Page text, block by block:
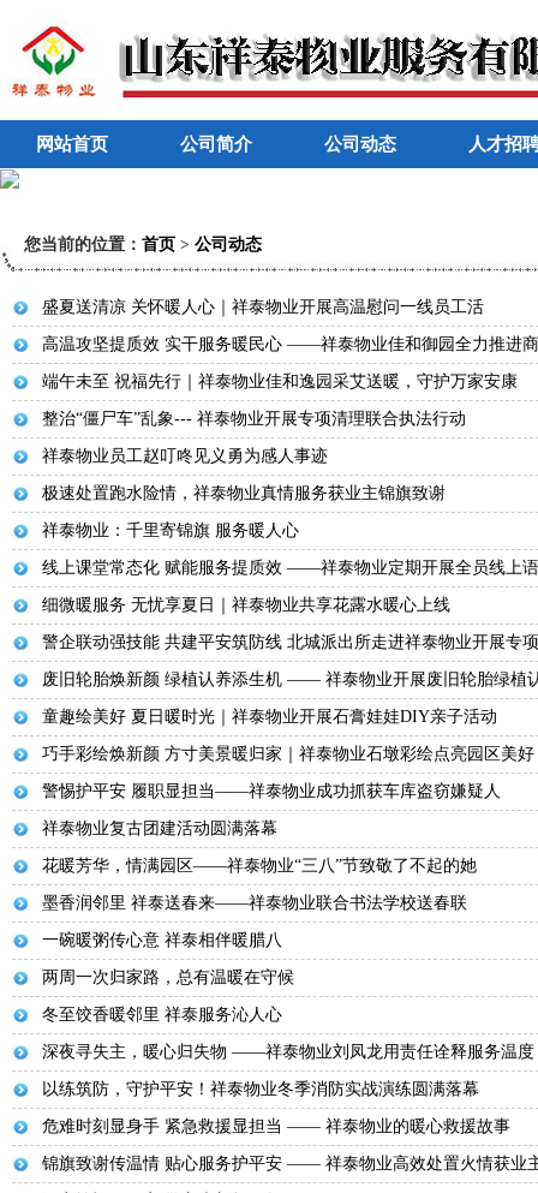
网站首页 公司简介 公司动态 人才招
您当前的位置： 首页 > 公司动态
盛夏送清凉 关怀暖人心｜祥泰物业开展高温慰问一线员工活
高温攻坚提质效 实干服务暖民心 ——祥泰物业佳和御园全力推进
端午未至 祝福先行｜祥泰物业佳和逸园采艾送暖，守护万家安康
整治“僵尸车”乱象--- 祥泰物业开展专项清理联合执法行动
祥泰物业员工赵叮咚见义勇为感人事迹
极速处置跑水险情，祥泰物业真情服务获业主锦旗致谢
祥泰物业：千里寄锦旗 服务暖人心
线上课堂常态化 赋能服务提质效 ——祥泰物业定期开展全员线上
细微暖服务 无忧享夏日｜祥泰物业共享花露水暖心上线
警企联动强技能 共建平安筑防线 北城派出所走进祥泰物业开展专
废旧轮胎焕新颜 绿植认养添生机 —— 祥泰物业开展废旧轮胎绿植
童趣绘美好 夏日暖时光｜祥泰物业开展石膏娃娃DIY亲子活动
巧手彩绘焕新颜 方寸美景暖归家｜祥泰物业石墩彩绘点亮园区美好
警惕护平安 履职显担当——祥泰物业成功抓获车库盗窃嫌疑人
祥泰物业复古团建活动圆满落幕
花暖芳华，情满园区——祥泰物业“三八”节致敬了不起的她
墨香润邻里 祥泰送春来——祥泰物业联合书法学校送春联
一碗暖粥传心意 祥泰相伴暖腊八
两周一次归家路，总有温暖在守候
冬至饺香暖邻里 祥泰服务沁人心
深夜寻失主，暖心归失物 ——祥泰物业刘凤龙用责任诠释服务温度
以练筑防，守护平安！祥泰物业冬季消防实战演练圆满落幕
危难时刻显身手 紧急救援显担当 —— 祥泰物业的暖心救援故事
锦旗致谢传温情 贴心服务护平安 —— 祥泰物业高效处置火情获业